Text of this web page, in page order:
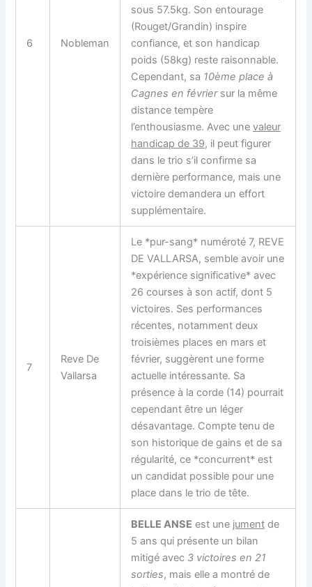
6 Nobleman
sous 57.5kg. Son entourage
(Rouget/Grandin) inspire
confiance, et son handicap
poids (58kg) reste raisonnable.
Cependant, sa 10ème place à
Cagnes en févriersur la même
distance tempère
l’enthousiasme. Avec unevaleur
handicap de 39, il peut figurer
dans le trio s’il confirme sa
dernière performance, mais une
victoire demandera un effort
supplémentaire.
7
Reve De
Vallarsa
Le *pur-sang* numéroté 7, REVE
DE VALLARSA, semble avoir une
*expérience significative* avec
26 courses à son actif, dont 5
victoires. Ses performances
récentes, notamment deux
troisièmes places en mars et
février, suggèrent une forme
actuelle intéressante. Sa
présence à la corde (14) pourrait
cependant être un léger
désavantage. Compte tenu de
son historique de gains et de sa
régularité, ce *concurrent* est
un candidat possible pour une
place dans le trio de tête.
BELLE ANSE est une jument de
5 ans qui présente un bilan
mitigé avec 3 victoires en 21
sorties, mais elle a montré de